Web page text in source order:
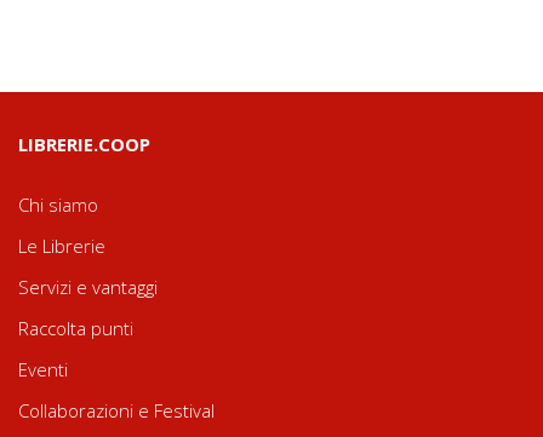
LIBRERIE.COOP
Chi siamo
Le Librerie
Servizi e vantaggi
Raccolta punti
Eventi
Collaborazioni e Festival